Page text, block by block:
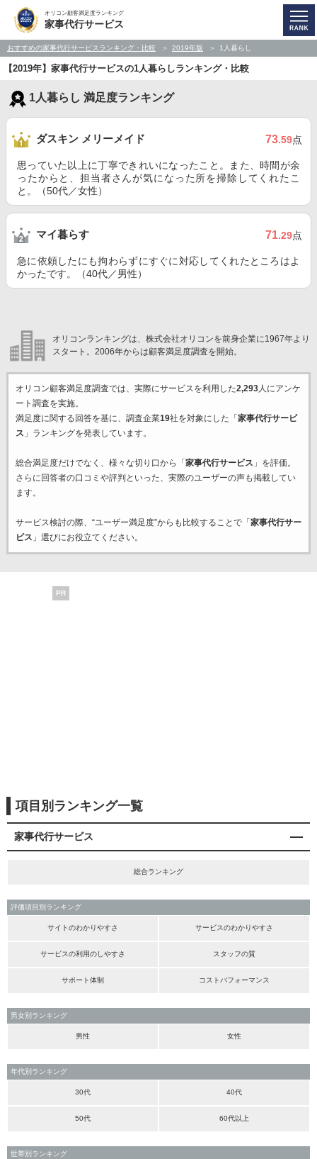
オリコン顧客満足度ランキング
家事代行サービス
おすすめの家事代行サービスランキング・比較 2019年版 1人暮らし
【2019年】家事代行サービスの1人暮らしランキング・比較
1人暮らし 満足度ランキング
ダスキン メリーメイド 73.59点
思っていた以上に丁寧できれいになったこと。また、時間が余
ったからと、担当者さんが気になった所を掃除してくれたこ
と。（50代／女性）
マイ暮らす 71.29点
急に依頼したにも拘わらずにすぐに対応してくれたところはよ
かったです。（40代／男性）
オリコンランキングは、株式会社オリコンを前身企業に1967年より
スタート。2006年からは顧客満足度調査を開始。
オリコン顧客満足度調査では、実際にサービスを利用した2,293人にアンケ
ート調査を実施。
満足度に関する回答を基に、調査企業19社を対象にした「 家事代行サービ
ス 」ランキングを発表しています。
総合満足度だけでなく、様々な切り口から「 家事代行サービス 」を評価。
さらに回答者の口コミや評判といった、実際のユーザーの声も掲載してい
ます。
サービス検討の際、“ユーザー満足度”からも比較することで「 家事代行サー
ビス 」選びにお役立てください。
PR
項目別ランキング一覧
家事代行サービス
総合ランキング
評価項目別ランキング
サイトのわかりやすさ サービスのわかりやすさ
サービスの利用のしやすさ スタッフの質
サポート体制 コストパフォーマンス
男女別ランキング
男性 女性
年代別ランキング
30代 40代
50代 60代以上
世帯別ランキング